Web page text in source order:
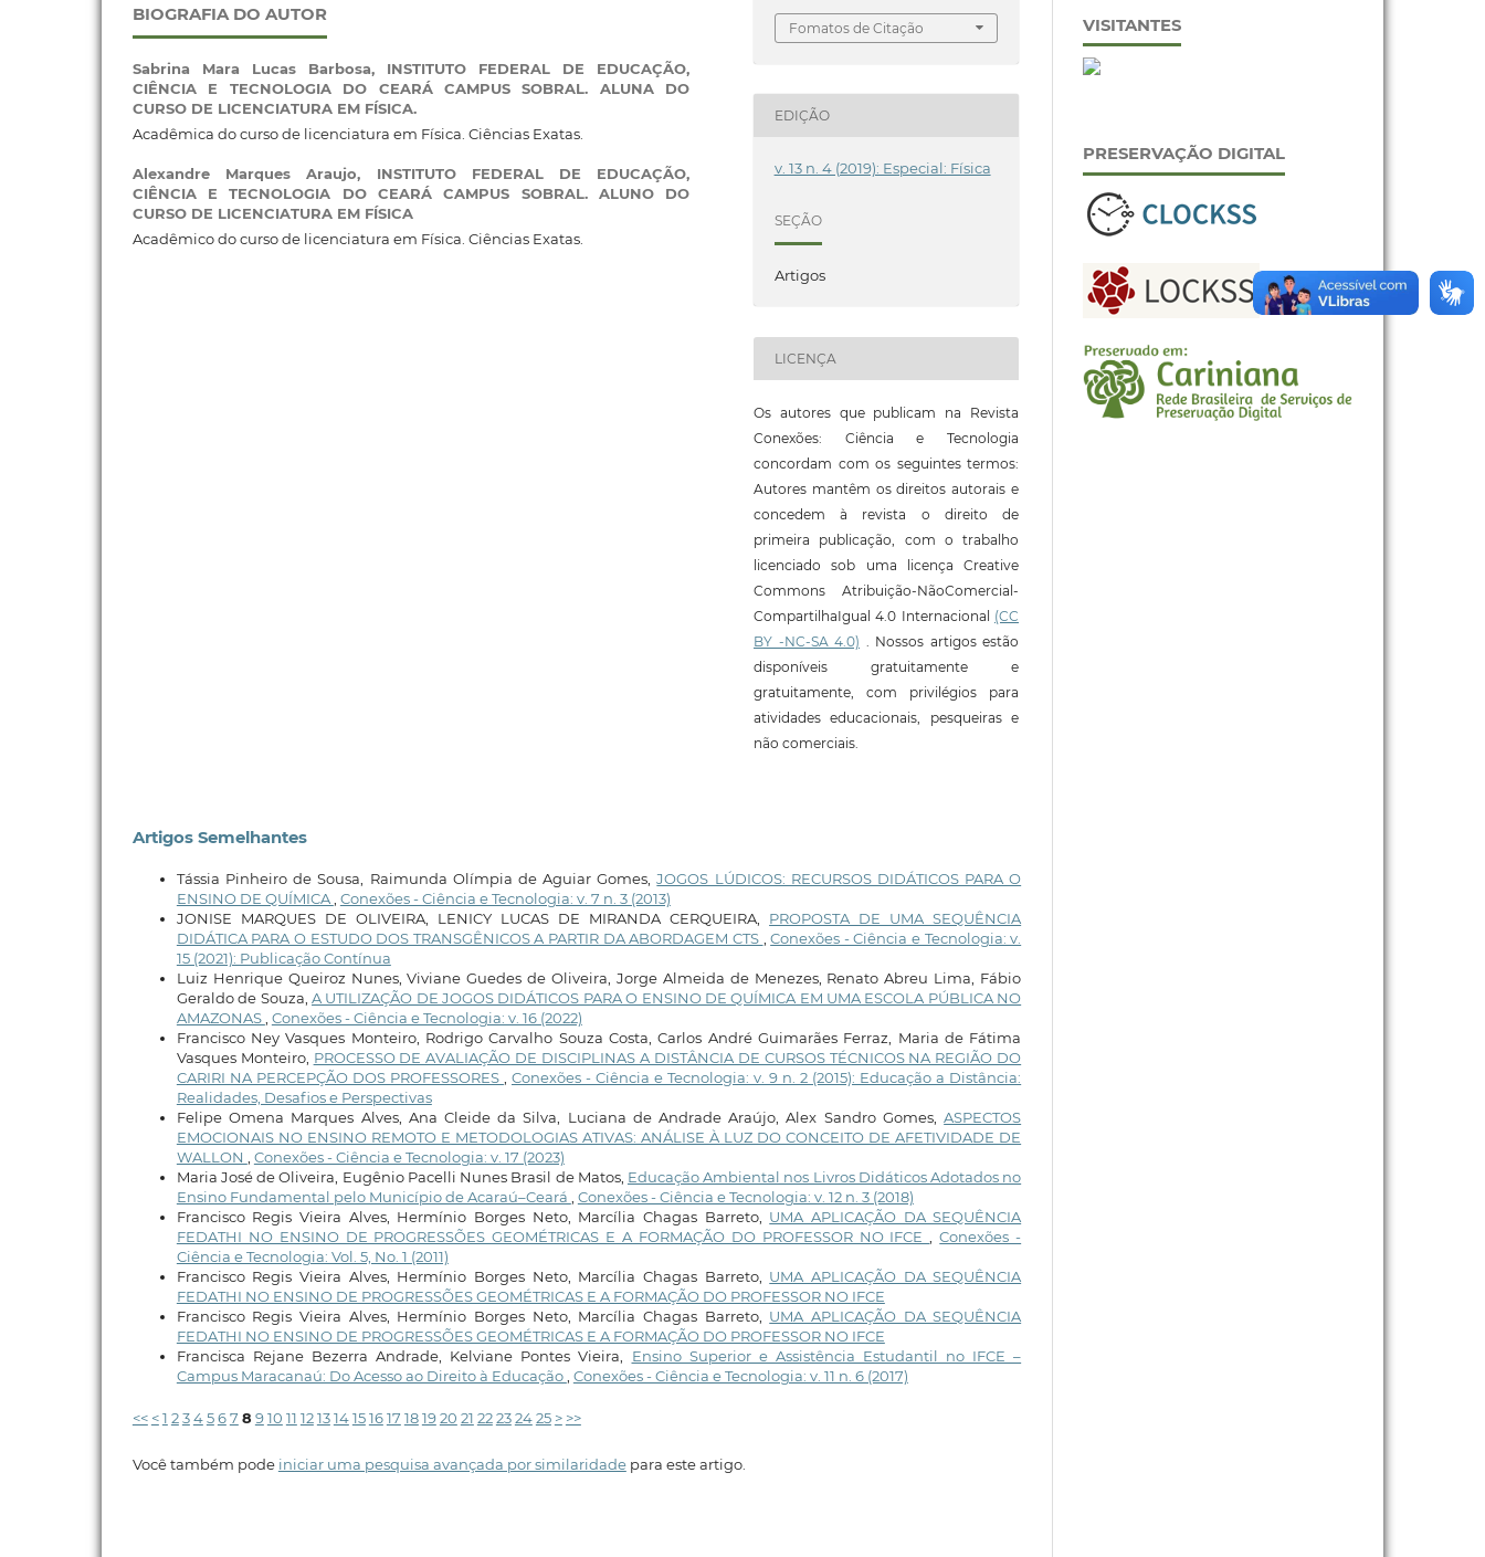
BIOGRAFIA DO AUTOR
Sabrina Mara Lucas Barbosa, INSTITUTO FEDERAL DE EDUCAÇÃO,
CIÊNCIA E TECNOLOGIA DO CEARÁ CAMPUS SOBRAL. ALUNA DO
CURSO DE LICENCIATURA EM FÍSICA.
Acadêmica do curso de licenciatura em Física. Ciências Exatas.
Alexandre Marques Araujo, INSTITUTO FEDERAL DE EDUCAÇÃO,
CIÊNCIA E TECNOLOGIA DO CEARÁ CAMPUS SOBRAL. ALUNO DO
CURSO DE LICENCIATURA EM FÍSICA
Acadêmico do curso de licenciatura em Física. Ciências Exatas.
Fomatos de Citação
EDIÇÃO
v. 13 n. 4 (2019): Especial: Física
SEÇÃO
Artigos
LICENÇA
Os autores que publicam na Revista
Conexões: Ciência e Tecnologia
concordam com os seguintes termos:
Autores mantêm os direitos autorais e
concedem à revista o direito de
primeira publicação, com o trabalho
licenciado sob uma licença Creative
Commons Atribuição-NãoComercial-
CompartilhaIgual 4.0 Internacional (CC
BY -NC-SA 4.0) . Nossos artigos estão
disponíveis gratuitamente e
gratuitamente, com privilégios para
atividades educacionais, pesqueiras e
não comerciais.
Artigos Semelhantes
Tássia Pinheiro de Sousa, Raimunda Olímpia de Aguiar Gomes,JOGOS LÚDICOS: RECURSOS DIDÁTICOS PARA O
ENSINO DE QUÍMICA Conexões - Ciência e Tecnologia: v. 7 n. 3 (2013)
JONISE MARQUES DE OLIVEIRA, LENICY LUCAS DE MIRANDA CERQUEIRA, PROPOSTA DE UMA SEQUÊNCIA
DIDÁTICA PARA O ESTUDO DOS TRANSGÊNICOS A PARTIR DA ABORDAGEM CTS
,Conexões - Ciência e Tecnologia: v.
15 (2021): Publicação Contínua
Luiz Henrique Queiroz Nunes, Viviane Guedes de Oliveira, Jorge Almeida de Menezes, Renato Abreu Lima, Fábio
Geraldo de Souza, A UTILIZAÇÃO DE JOGOS DIDÁTICOS PARA O ENSINO DE QUÍMICA EM UMA ESCOLA PÚBLICA NO
AMAZONAS Conexões - Ciência e Tecnologia: v. 16 (2022)
Francisco Ney Vasques Monteiro, Rodrigo Carvalho Souza Costa, Carlos André Guimarães Ferraz, Maria de Fátima
Vasques Monteiro, PROCESSO DE AVALIAÇÃO DE DISCIPLINAS A DISTÂNCIA DE CURSOS TÉCNICOS NA REGIÃO DO
CARIRI NA PERCEPÇÃO DOS PROFESSORES
Conexões - Ciência e Tecnologia: v. 9 n. 2 (2015): Educação a Distância:
Realidades, Desafios e Perspectivas
Felipe Omena Marques Alves, Ana Cleide da Silva, Luciana de Andrade Araújo, Alex Sandro Gomes,ASPECTOS
EMOCIONAIS NO ENSINO REMOTO E METODOLOGIAS ATIVAS: ANÁLISE À LUZ DO CONCEITO DE AFETIVIDADE DE
WALLON
Conexões - Ciência e Tecnologia: v. 17 (2023)
Maria José de Oliveira, Eugênio Pacelli Nunes Brasil de Matos, Educação Ambiental nos Livros Didáticos Adotados no
Ensino Fundamental pelo Município de Acaraú–Ceará
Conexões - Ciência e Tecnologia: v. 12 n. 3 (2018)
Francisco Regis Vieira Alves, Hermínio Borges Neto, Marcília Chagas Barreto, UMA APLICAÇÃO DA SEQUÊNCIA
FEDATHI NO ENSINO DE PROGRESSÕES GEOMÉTRICAS E A FORMAÇÃO DO PROFESSOR NO IFCE
,Conexões -
Ciência e Tecnologia: Vol. 5, No. 1 (2011)
Francisco Regis Vieira Alves, Hermínio Borges Neto, Marcília Chagas Barreto, UMA APLICAÇÃO DA SEQUÊNCIA
FEDATHI NO ENSINO DE PROGRESSÕES GEOMÉTRICAS E A FORMAÇÃO DO PROFESSOR NO IFCE
Francisco Regis Vieira Alves, Hermínio Borges Neto, Marcília Chagas Barreto, UMA APLICAÇÃO DA SEQUÊNCIA
FEDATHI NO ENSINO DE PROGRESSÕES GEOMÉTRICAS E A FORMAÇÃO DO PROFESSOR NO IFCE
Francisca Rejane Bezerra Andrade, Kelviane Pontes Vieira, Ensino Superior e Assistência Estudantil no IFCE –
Campus Maracanaú: Do Acesso ao Direito à Educação Conexões - Ciência e Tecnologia: v. 11 n. 6 (2017)
<< <1 234567 8 910 11 121314151617 181920 21 22232425 > >>
Você também pode iniciar uma pesquisa avançada por similaridadepara este artigo.
VISITANTES
PRESERVAÇÃO DIGITAL